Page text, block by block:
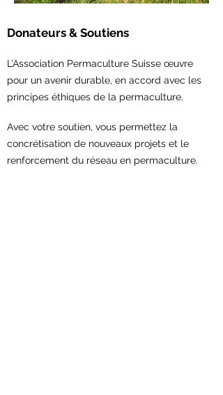
Donateurs & Soutiens
L’Association Permaculture Suisse œuvre
pour un avenir durable, en accord avec les
principes éthiques de la permaculture.
Avec votre soutien, vous permettez la
concrétisation de nouveaux projets et le
renforcement du réseau en permaculture.